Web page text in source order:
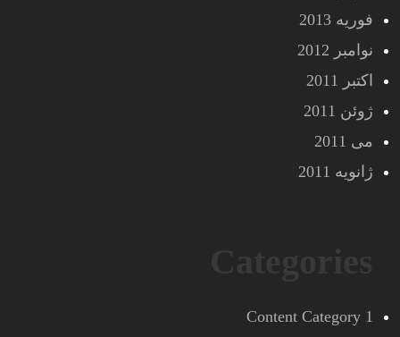
فوریه 2013
نوامبر 2012
اکتبر 2011
ژوئن 2011
می 2011
ژانویه 2011
Content Category 1